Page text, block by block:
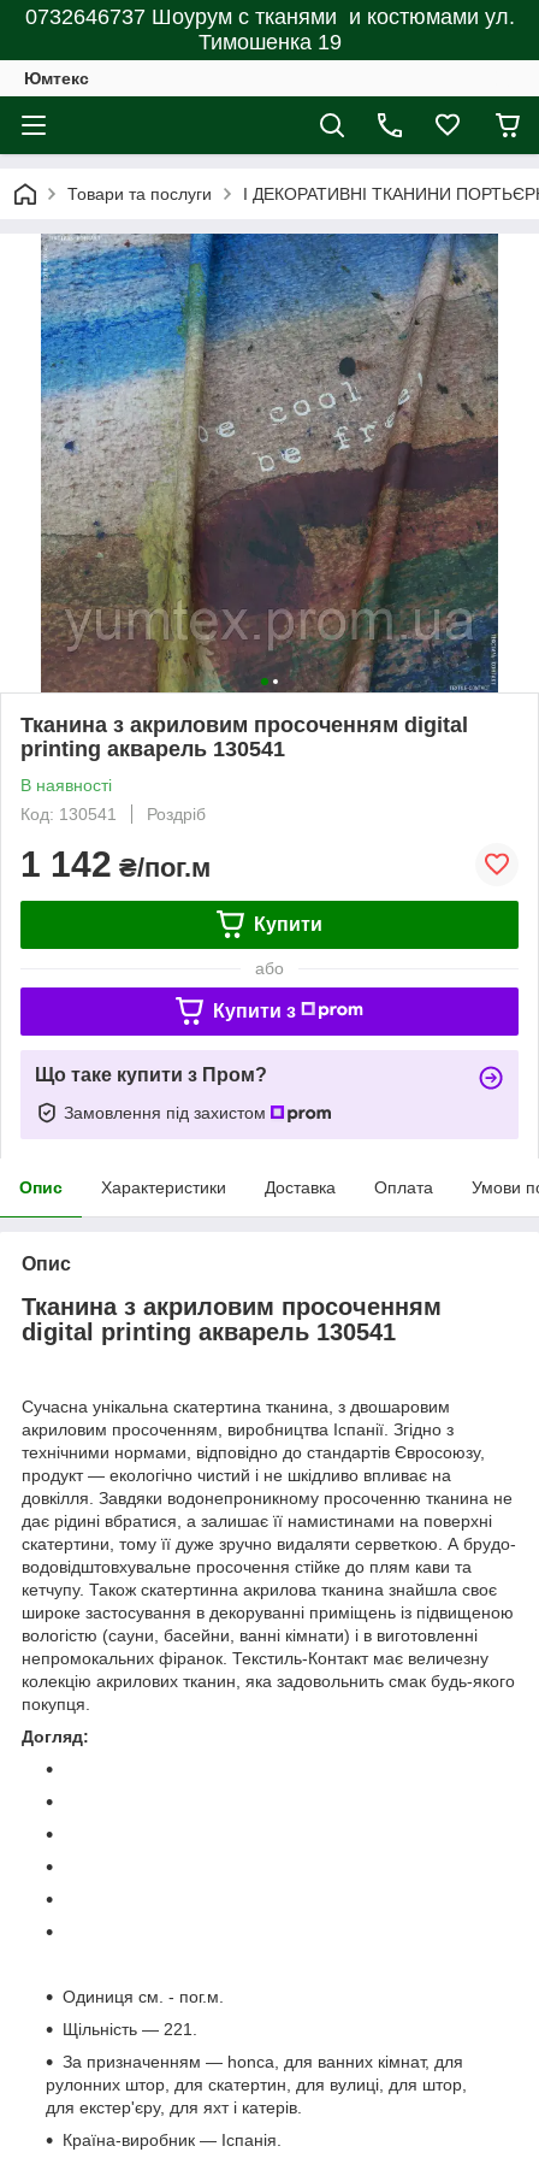
0732646737 Шоурум с тканями и костюмами ул.
Тимошенка 19
Юмтекс
Товари та послуги І ДЕКОРАТИВНІ ТКАНИНИ
Тканина з акриловим просоченням digital
printing акварель 130541
В наявності
Код: 130541
Роздріб
1 142 ₴/пог.м
Купити
або
Купити з
Що таке купити з Пром?
Замовлення під захистом
Опис Характеристики Доставка Оплата Умови
Опис
Тканина з акриловим просоченням
digital printing акварель 130541
Сучасна унікальна скатертина тканина, з двошаровим
акриловим просоченням, виробництва Іспанії. Згідно з
технічними нормами, відповідно до стандартів Євросоюзу,
продукт — екологічно чистий і не шкідливо впливає на
довкілля. Завдяки водонепроникному просоченню тканина не
дає рідині вбратися, а залишає її намистинами на поверхні
скатертини, тому її дуже зручно видаляти серветкою. А брудо-
водовідштовхувальне просочення стійке до плям кави та
кетчупу. Також скатертинна акрилова тканина знайшла своє
широке застосування в декоруванні приміщень із підвищеною
вологістю (сауни, басейни, ванні кімнати) і в виготовленні
непромокальних фіранок. Текстиль-Контакт має величезну
колекцію акрилових тканин, яка задовольнить смак будь-якого
покупця.
Догляд:
Одиниця см. - пог.м.
Щільність — 221.
За призначенням — honca, для ванних кімнат, для
рулонних штор, для скатертин, для вулиці, для штор,
для екстер'єру, для яхт і катерів.
Країна-виробник — Іспанія.